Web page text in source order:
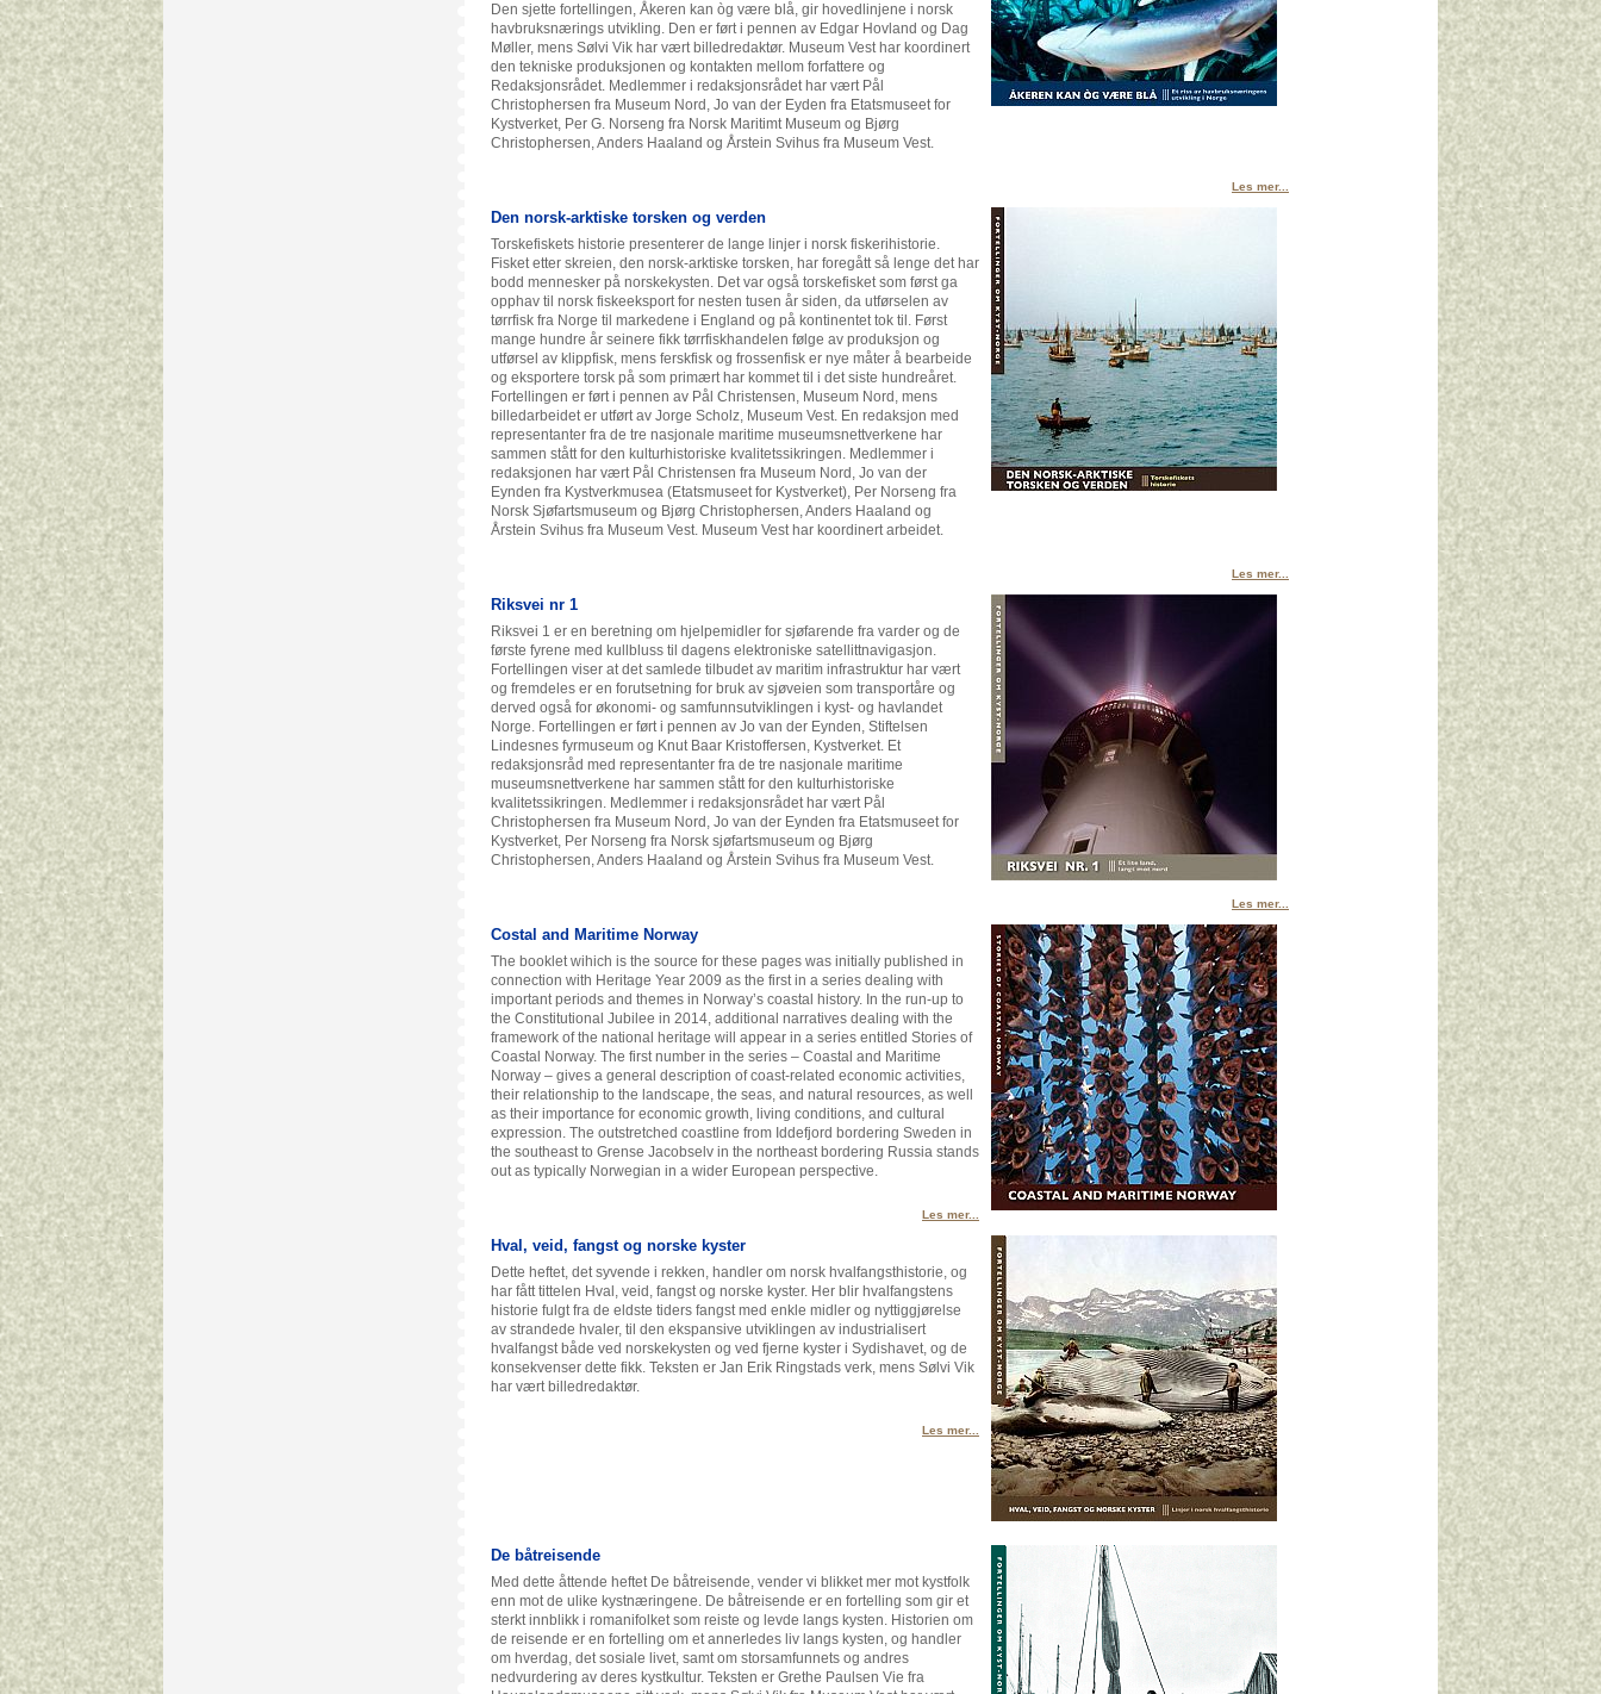
Den sjette fortellingen, Åkeren kan òg være blå, gir hovedlinjene i norsk
havbruksnærings utvikling. Den er ført i pennen av Edgar Hovland og Dag
Møller, mens Sølvi Vik har vært billedredaktør. Museum Vest har koordinert
den tekniske produksjonen og kontakten mellom forfattere og
Redaksjonsrådet. Medlemmer i redaksjonsrådet har vært Pål
Christophersen fra Museum Nord, Jo van der Eyden fra Etatsmuseet for
Kystverket, Per G. Norseng fra Norsk Maritimt Museum og Bjørg
Christophersen, Anders Haaland og Årstein Svihus fra Museum Vest.
Les mer...
Den norsk-arktiske torsken og verden
Torskefiskets historie presenterer de lange linjer i norsk fiskerihistorie.
Fisket etter skreien, den norsk-arktiske torsken, har foregått så lenge det har
bodd mennesker på norskekysten. Det var også torskefisket som først ga
opphav til norsk fiskeeksport for nesten tusen år siden, da utførselen av
tørrfisk fra Norge til markedene i England og på kontinentet tok til. Først
mange hundre år seinere fikk tørrfiskhandelen følge av produksjon og
utførsel av klippfisk, mens ferskfisk og frossenfisk er nye måter å bearbeide
og eksportere torsk på som primært har kommet til i det siste hundreåret.
Fortellingen er ført i pennen av Pål Christensen, Museum Nord, mens
billedarbeidet er utført av Jorge Scholz, Museum Vest. En redaksjon med
representanter fra de tre nasjonale maritime museumsnettverkene har
sammen stått for den kulturhistoriske kvalitetssikringen. Medlemmer i
redaksjonen har vært Pål Christensen fra Museum Nord, Jo van der
Eynden fra Kystverkmusea (Etatsmuseet for Kystverket), Per Norseng fra
Norsk Sjøfartsmuseum og Bjørg Christophersen, Anders Haaland og
Årstein Svihus fra Museum Vest. Museum Vest har koordinert arbeidet.
Les mer...
Riksvei nr 1
Riksvei 1 er en beretning om hjelpemidler for sjøfarende fra varder og de
første fyrene med kullbluss til dagens elektroniske satellittnavigasjon.
Fortellingen viser at det samlede tilbudet av maritim infrastruktur har vært
og fremdeles er en forutsetning for bruk av sjøveien som transportåre og
derved også for økonomi- og samfunnsutviklingen i kyst- og havlandet
Norge. Fortellingen er ført i pennen av Jo van der Eynden, Stiftelsen
Lindesnes fyrmuseum og Knut Baar Kristoffersen, Kystverket. Et
redaksjonsråd med representanter fra de tre nasjonale maritime
museumsnettverkene har sammen stått for den kulturhistoriske
kvalitetssikringen. Medlemmer i redaksjonsrådet har vært Pål
Christophersen fra Museum Nord, Jo van der Eynden fra Etatsmuseet for
Kystverket, Per Norseng fra Norsk sjøfartsmuseum og Bjørg
Christophersen, Anders Haaland og Årstein Svihus fra Museum Vest.
Les mer...
Costal and Maritime Norway
The booklet wihich is the source for these pages was initially published in
connection with Heritage Year 2009 as the first in a series dealing with
important periods and themes in Norway’s coastal history. In the run-up to
the Constitutional Jubilee in 2014, additional narratives dealing with the
framework of the national heritage will appear in a series entitled Stories of
Coastal Norway. The first number in the series – Coastal and Maritime
Norway – gives a general description of coast-related economic activities,
their relationship to the landscape, the seas, and natural resources, as well
as their importance for economic growth, living conditions, and cultural
expression. The outstretched coastline from Iddefjord bordering Sweden in
the southeast to Grense Jacobselv in the northeast bordering Russia stands
out as typically Norwegian in a wider European perspective.
Les mer...
Hval, veid, fangst og norske kyster
Dette heftet, det syvende i rekken, handler om norsk hvalfangsthistorie, og
har fått tittelen Hval, veid, fangst og norske kyster. Her blir hvalfangstens
historie fulgt fra de eldste tiders fangst med enkle midler og nyttiggjørelse
av strandede hvaler, til den ekspansive utviklingen av industrialisert
hvalfangst både ved norskekysten og ved fjerne kyster i Sydishavet, og de
konsekvenser dette fikk. Teksten er Jan Erik Ringstads verk, mens Sølvi Vik
har vært billedredaktør.
Les mer...
De båtreisende
Med dette åttende heftet De båtreisende, vender vi blikket mer mot kystfolk
enn mot de ulike kystnæringene. De båtreisende er en fortelling som gir et
sterkt innblikk i romanifolket som reiste og levde langs kysten. Historien om
de reisende er en fortelling om et annerledes liv langs kysten, og handler
om hverdag, det sosiale livet, samt om storsamfunnets og andres
nedvurdering av deres kystkultur. Teksten er Grethe Paulsen Vie fra